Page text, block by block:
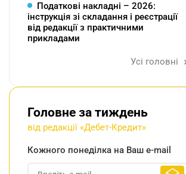
Податкові накладні – 2026:
інструкція зі складання і реєстрації
від редакції з практичними
прикладами
Усі головні
Головне за тиждень
від редакції «Дебет-Кредит»
Кожного понеділка на Ваш e-mail